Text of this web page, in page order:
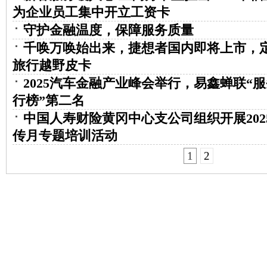
为企业员工集中开立工资卡
守护金融温度，保障服务质量
千唤万唤始出来，捷想者国内即将上市，
旅行越野皮卡
2025汽车金融产业峰会举行，易鑫蝉联“
行榜”第二名
中国人寿财险黄冈中心支公司组织开展
传月专题培训活动
1 2